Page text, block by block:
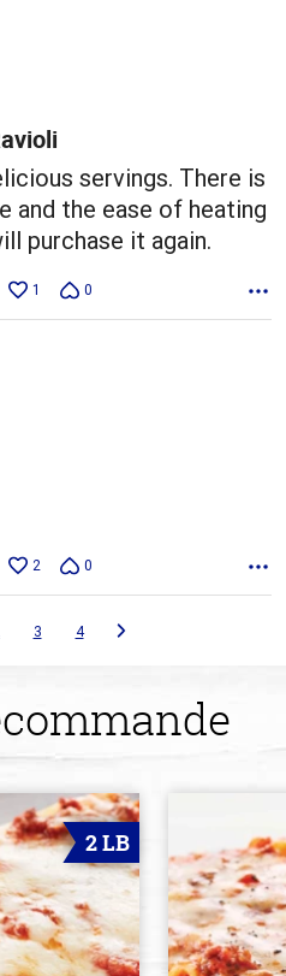
servings. There is
and the ease of heating
purchase it again.
1 0
2 0
3 4
2 LB